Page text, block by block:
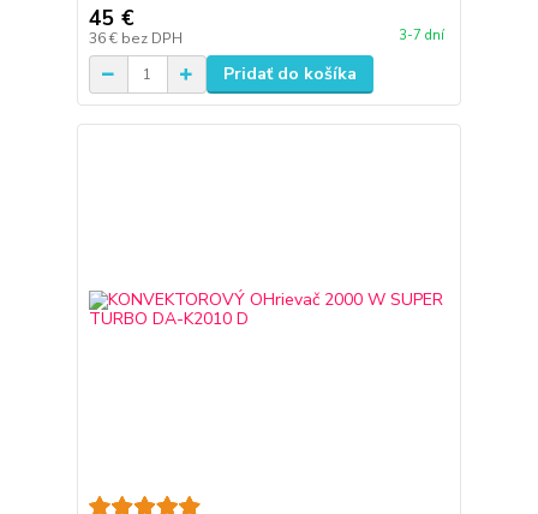
45 €
36 € bez DPH 3-7 dní
Pridať do košíka